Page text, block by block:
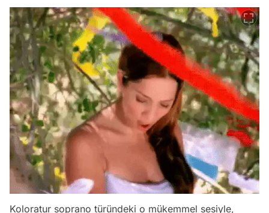
Koloratur soprano türündeki o mükemmel sesiyle,